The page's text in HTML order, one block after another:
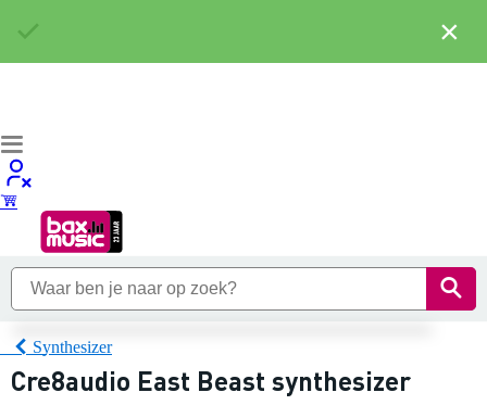
Synthesizer
Cre8audio East Beast synthesizer
×